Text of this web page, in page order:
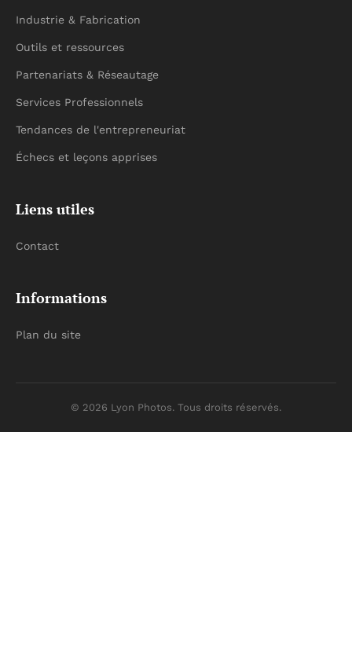
Industrie & Fabrication
Outils et ressources
Partenariats & Réseautage
Services Professionnels
Tendances de l'entrepreneuriat
Échecs et leçons apprises
Liens utiles
Contact
Informations
Plan du site
© 2026 Lyon Photos. Tous droits réservés.